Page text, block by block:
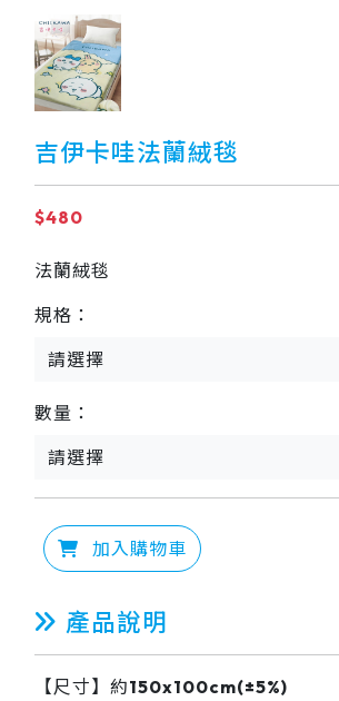
吉伊卡哇法蘭絨毯
$480
法蘭絨毯
規格：
數量：
加入購物車
產品說明
【尺寸】約150x100cm(±5%)